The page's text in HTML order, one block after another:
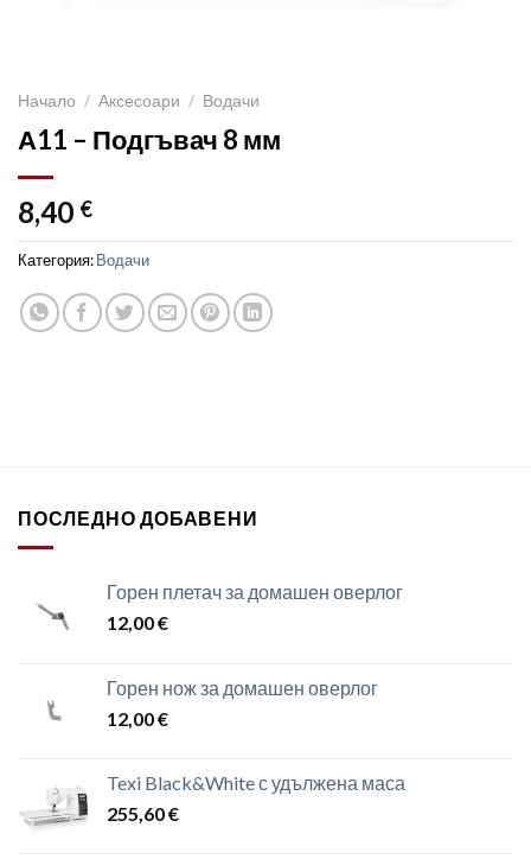
Начало / Аксесоари / Водачи
А11 – Подгъвач 8 мм
8,40 €
Категория:Водачи
ПОСЛЕДНО ДОБАВЕНИ
Горен плетач за домашен оверлог
12,00€
Горен нож за домашен оверлог
12,00€
Texi Black&White с удължена маса
255,60€